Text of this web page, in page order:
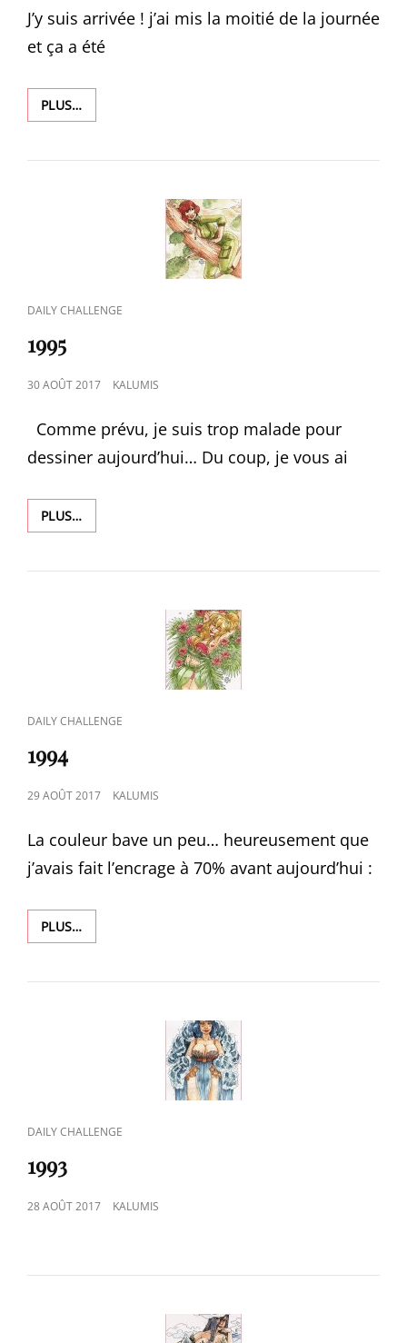
J’y suis arrivée ! j’ai mis la moitié de la journée
et ça a été
PLUS…1996
CAT
DAILY CHALLENGE
1995
POSTED
30 AOÛT 2017 KALUMIS
Comme prévu, je suis trop malade pour
dessiner aujourd’hui… Du coup, je vous ai
PLUS…1995
CAT
DAILY CHALLENGE
1994
POSTED
29 AOÛT 2017 KALUMIS
La couleur bave un peu… heureusement que
j’avais fait l’encrage à 70% avant aujourd’hui :
PLUS…1994
CAT
DAILY CHALLENGE
1993
POSTED
28 AOÛT 2017 KALUMIS